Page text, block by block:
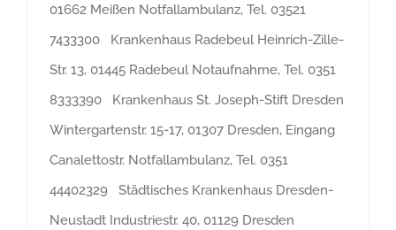
01662 Meißen Notfallambulanz, Tel. 03521
7433300 Krankenhaus Radebeul Heinrich-Zille-
Str. 13, 01445 Radebeul Notaufnahme, Tel. 0351
8333390 Krankenhaus St. Joseph-Stift Dresden
Wintergartenstr. 15-17, 01307 Dresden, Eingang
Canalettostr. Notfallambulanz, Tel. 0351
44402329 Städtisches Krankenhaus Dresden-
Neustadt Industriestr. 40, 01129 Dresden